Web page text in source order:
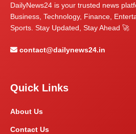
DailyNews24 is your trusted news
Business, Technology, Finance,
Sports. Stay Updated, Stay Ahead 🚀
contact@dailynews24.in
Quick Links
About Us
Contact Us